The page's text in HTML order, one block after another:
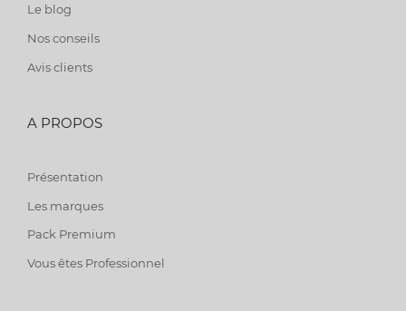
Le blog
Nos conseils
Avis clients
A PROPOS
Présentation
Les marques
Pack Premium
Vous êtes Professionnel